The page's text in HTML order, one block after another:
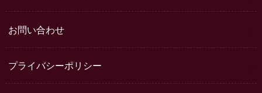
お問い合わせ
プライバシーポリシー